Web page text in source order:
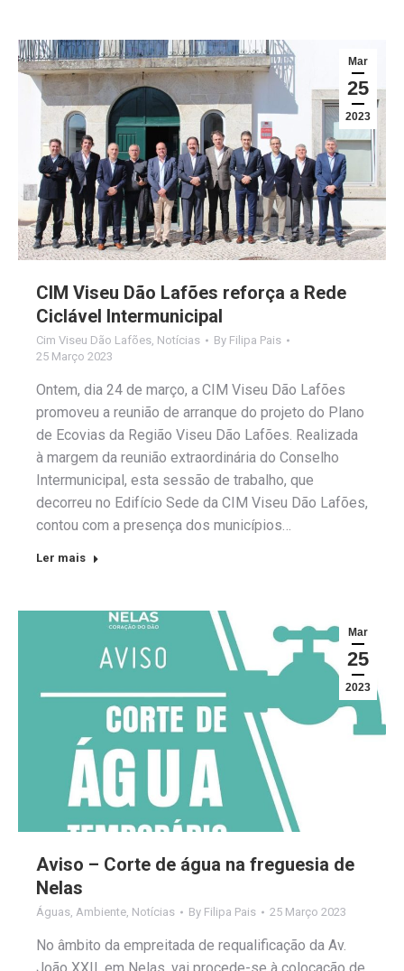
Mar
25
2023
CIM Viseu Dão Lafões reforça a Rede
Ciclável Intermunicipal
Cim Viseu Dão Lafões Notícias By Filipa Pais
25 Março 2023
Ontem, dia 24 de março, a CIM Viseu Dão Lafões
promoveu a reunião de arranque do projeto do Plano
de Ecovias da Região Viseu Dão Lafões. Realizada
à margem da reunião extraordinária do Conselho
Intermunicipal, esta sessão de trabalho, que
decorreu no Edifício Sede da CIM Viseu Dão Lafões,
contou com a presença dos municípios…
Ler mais
Mar
25
2023
Aviso – Corte de água na freguesia de
Nelas
Águas Ambiente Notícias By Filipa Pais 25 Março 2023
No âmbito da empreitada de requalificação da Av.